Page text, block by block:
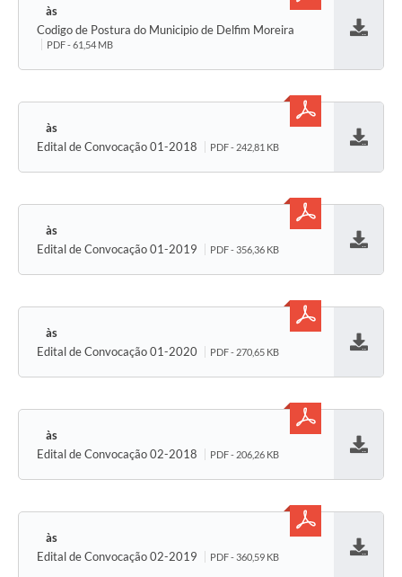
Codigo de Postura do Municipio de Delfim Moreira
PDF - 61,54 MB
Edital de Convocação 01-2018 PDF - 242,81 KB
Edital de Convocação 01-2019 PDF - 356,36 KB
Edital de Convocação 01-2020 PDF - 270,65 KB
Edital de Convocação 02-2018 PDF - 206,26 KB
Edital de Convocação 02-2019 PDF - 360,59 KB